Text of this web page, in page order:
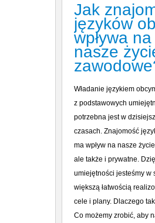
Jak
języków
wpływa na
nasze
Władanie językiem
z podstawowych
potrzebna jest w
czasach. Znajomość
ma wpływ na nasze
ale także i prywatne.
umiejętności jesteśmy w
większą łatwością
cele i plany. Dlaczego
Co możemy zrobić, aby